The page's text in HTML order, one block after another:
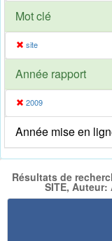
Mot clé
site
Année rapport
2009
Année mise en
Résultats de
SITE, Auteur: